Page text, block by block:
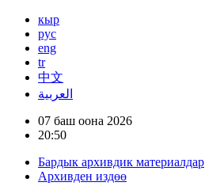
кыр
рус
eng
tr
中文
العربية
07 баш оона 2026
20:50
Бардык архивдик материалдар
Архивден издөө